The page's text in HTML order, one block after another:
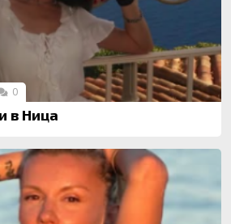
в Ница
0